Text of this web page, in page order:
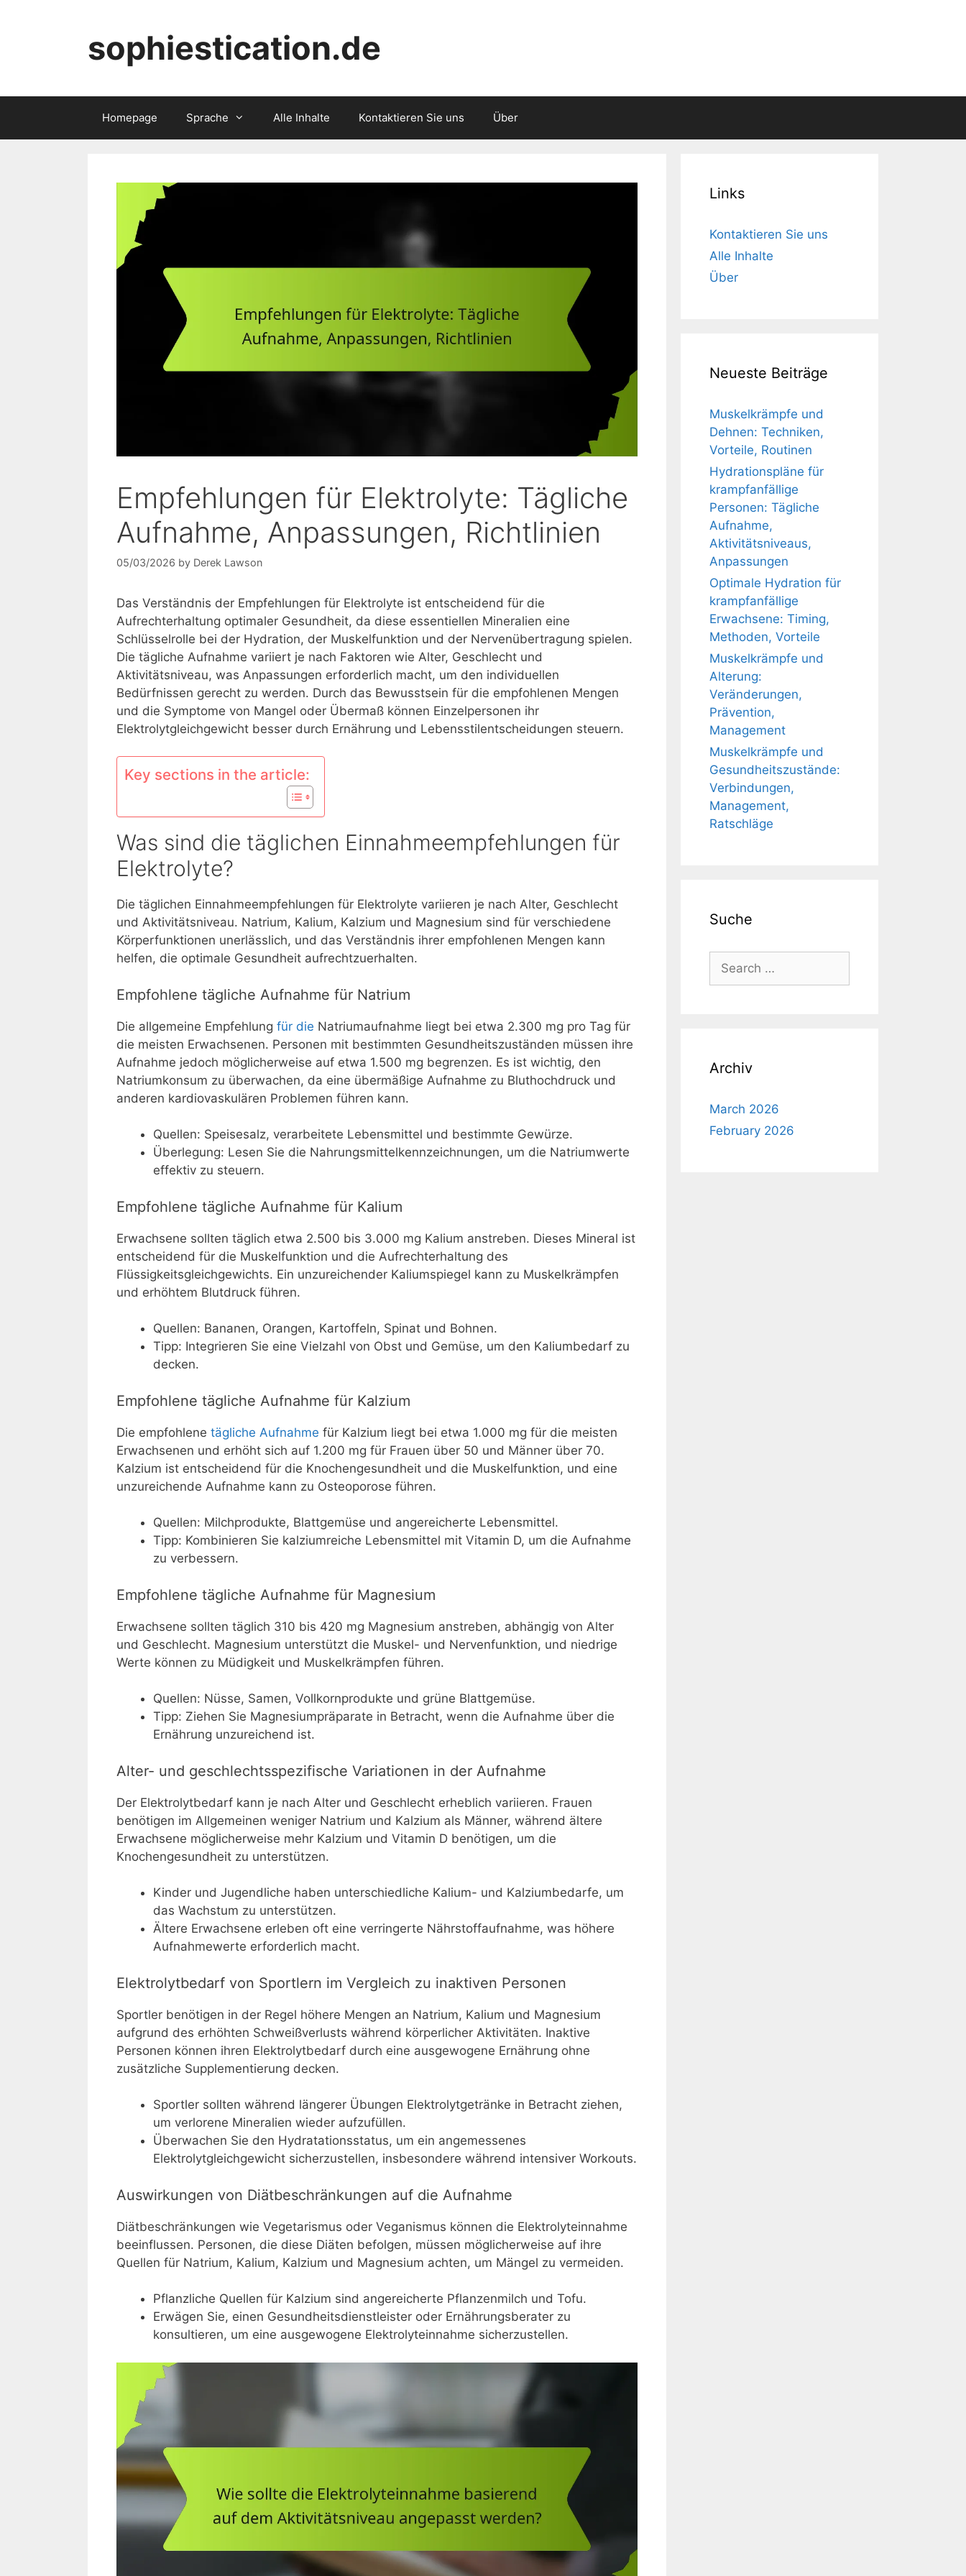
sophiestication.de
Homepage Sprache Alle Inhalte Kontaktieren Sie uns Über
Empfehlungen für Elektrolyte: Tägliche
Aufnahme, Anpassungen, Richtlinien
05/03/2026 by Derek Lawson
Das Verständnis der Empfehlungen für Elektrolyte ist entscheidend für die
Aufrechterhaltung optimaler Gesundheit, da diese essentiellen Mineralien eine
Schlüsselrolle bei der Hydration, der Muskelfunktion und der Nervenübertragung spielen.
Die tägliche Aufnahme variiert je nach Faktoren wie Alter, Geschlecht und
Aktivitätsniveau, was Anpassungen erforderlich macht, um den individuellen
Bedürfnissen gerecht zu werden. Durch das Bewusstsein für die empfohlenen Mengen
und die Symptome von Mangel oder Übermaß können Einzelpersonen ihr
Elektrolytgleichgewicht besser durch Ernährung und Lebensstilentscheidungen steuern.
Key sections in the article:
Was sind die täglichen Einnahmeempfehlungen für
Elektrolyte?
Die täglichen Einnahmeempfehlungen für Elektrolyte variieren je nach Alter, Geschlecht
und Aktivitätsniveau. Natrium, Kalium, Kalzium und Magnesium sind für verschiedene
Körperfunktionen unerlässlich, und das Verständnis ihrer empfohlenen Mengen kann
helfen, die optimale Gesundheit aufrechtzuerhalten.
Empfohlene tägliche Aufnahme für Natrium
Die allgemeine Empfehlung für die Natriumaufnahme liegt bei etwa 2.300 mg pro Tag für
die meisten Erwachsenen. Personen mit bestimmten Gesundheitszuständen müssen ihre
Aufnahme jedoch möglicherweise auf etwa 1.500 mg begrenzen. Es ist wichtig, den
Natriumkonsum zu überwachen, da eine übermäßige Aufnahme zu Bluthochdruck und
anderen kardiovaskulären Problemen führen kann.
Quellen: Speisesalz, verarbeitete Lebensmittel und bestimmte Gewürze.
Überlegung: Lesen Sie die Nahrungsmittelkennzeichnungen, um die Natriumwerte
effektiv zu steuern.
Empfohlene tägliche Aufnahme für Kalium
Erwachsene sollten täglich etwa 2.500 bis 3.000 mg Kalium anstreben. Dieses Mineral ist
entscheidend für die Muskelfunktion und die Aufrechterhaltung des
Flüssigkeitsgleichgewichts. Ein unzureichender Kaliumspiegel kann zu Muskelkrämpfen
und erhöhtem Blutdruck führen.
Quellen: Bananen, Orangen, Kartoffeln, Spinat und Bohnen.
Tipp: Integrieren Sie eine Vielzahl von Obst und Gemüse, um den Kaliumbedarf zu
decken.
Empfohlene tägliche Aufnahme für Kalzium
Die empfohlene tägliche Aufnahme für Kalzium liegt bei etwa 1.000 mg für die meisten
Erwachsenen und erhöht sich auf 1.200 mg für Frauen über 50 und Männer über 70.
Kalzium ist entscheidend für die Knochengesundheit und die Muskelfunktion, und eine
unzureichende Aufnahme kann zu Osteoporose führen.
Quellen: Milchprodukte, Blattgemüse und angereicherte Lebensmittel.
Tipp: Kombinieren Sie kalziumreiche Lebensmittel mit Vitamin D, um die Aufnahme
zu verbessern.
Empfohlene tägliche Aufnahme für Magnesium
Erwachsene sollten täglich 310 bis 420 mg Magnesium anstreben, abhängig von Alter
und Geschlecht. Magnesium unterstützt die Muskel- und Nervenfunktion, und niedrige
Werte können zu Müdigkeit und Muskelkrämpfen führen.
Quellen: Nüsse, Samen, Vollkornprodukte und grüne Blattgemüse.
Tipp: Ziehen Sie Magnesiumpräparate in Betracht, wenn die Aufnahme über die
Ernährung unzureichend ist.
Alter- und geschlechtsspezifische Variationen in der Aufnahme
Der Elektrolytbedarf kann je nach Alter und Geschlecht erheblich variieren. Frauen
benötigen im Allgemeinen weniger Natrium und Kalzium als Männer, während ältere
Erwachsene möglicherweise mehr Kalzium und Vitamin D benötigen, um die
Knochengesundheit zu unterstützen.
Kinder und Jugendliche haben unterschiedliche Kalium- und Kalziumbedarfe, um
das Wachstum zu unterstützen.
Ältere Erwachsene erleben oft eine verringerte Nährstoffaufnahme, was höhere
Aufnahmewerte erforderlich macht.
Elektrolytbedarf von Sportlern im Vergleich zu inaktiven Personen
Sportler benötigen in der Regel höhere Mengen an Natrium, Kalium und Magnesium
aufgrund des erhöhten Schweißverlusts während körperlicher Aktivitäten. Inaktive
Personen können ihren Elektrolytbedarf durch eine ausgewogene Ernährung ohne
zusätzliche Supplementierung decken.
Sportler sollten während längerer Übungen Elektrolytgetränke in Betracht ziehen,
um verlorene Mineralien wieder aufzufüllen.
Überwachen Sie den Hydratationsstatus, um ein angemessenes
Elektrolytgleichgewicht sicherzustellen, insbesondere während intensiver Workouts.
Auswirkungen von Diätbeschränkungen auf die Aufnahme
Diätbeschränkungen wie Vegetarismus oder Veganismus können die Elektrolyteinnahme
beeinflussen. Personen, die diese Diäten befolgen, müssen möglicherweise auf ihre
Quellen für Natrium, Kalium, Kalzium und Magnesium achten, um Mängel zu vermeiden.
Pflanzliche Quellen für Kalzium sind angereicherte Pflanzenmilch und Tofu.
Erwägen Sie, einen Gesundheitsdienstleister oder Ernährungsberater zu
konsultieren, um eine ausgewogene Elektrolyteinnahme sicherzustellen.
Links
Kontaktieren Sie uns
Alle Inhalte
Über
Neueste Beiträge
Muskelkrämpfe und
Dehnen: Techniken,
Vorteile, Routinen
Hydrationspläne für
krampfanfällige
Personen: Tägliche
Aufnahme,
Aktivitätsniveaus,
Anpassungen
Optimale Hydration für
krampfanfällige
Erwachsene: Timing,
Methoden, Vorteile
Muskelkrämpfe und
Alterung:
Veränderungen,
Prävention,
Management
Muskelkrämpfe und
Gesundheitszustände:
Verbindungen,
Management,
Ratschläge
Suche
Search
for:
Archiv
March 2026
February 2026